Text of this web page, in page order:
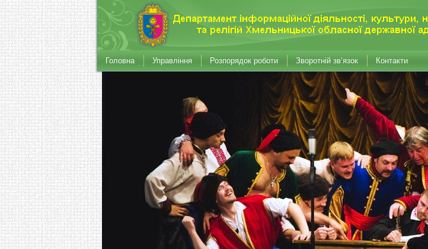
Головна Управління Розпорядок роботи Зворотній зв’язок Контакти